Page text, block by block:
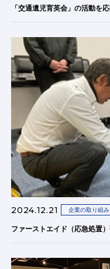
「交通遺児育英会」の活動を
2024.12.21 企業の取り組み
ファーストエイド（応急処置